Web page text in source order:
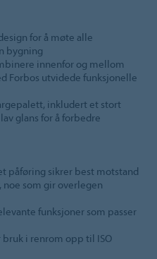
for å møte alle
bygning
innenfor og mellom
Forbos utvidede funksjonelle
inkludert et stort
glans for å forbedre
påføring sikrer best motstand
som gir overlegen
funksjoner som passer
bruk i renrom opp til ISO